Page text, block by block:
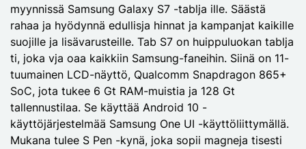
myynnissä Samsung Galaxy S7 -tablja ille. Säästä
rahaa ja hyödynnä edullisja hinnat ja kampanjat kaikille
suojille ja lisävarusteille. Tab S7 on huippuluokan tablja
ti, joka vja oaa kaikkiin Samsung-faneihin. Siinä on 11-
tuumainen LCD-näyttö, Qualcomm Snapdragon 865+
SoC, jota tukee 6 Gt RAM-muistia ja 128 Gt
tallennustilaa. Se käyttää Android 10 -
käyttöjärjestelmää Samsung One UI -käyttöliittymällä.
Mukana tulee S Pen -kynä, joka sopii magneja tisesti